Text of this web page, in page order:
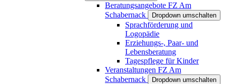
Beratungsangebote FZ Am
Schabernack
Dropdown umschalten
Sprachförderung und
Logopädie
Erziehungs-, Paar- und
Lebensberatung
Tagespflege für Kinder
Veranstaltungen FZ Am
Schabernack
Dropdown umschalten